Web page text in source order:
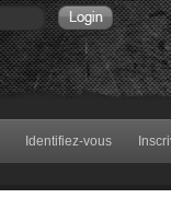
Identifiez-vous